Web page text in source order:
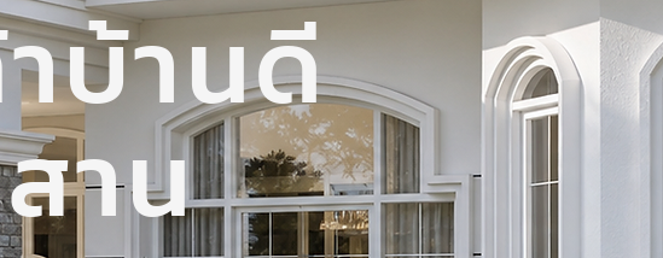
บ้านดี
าน